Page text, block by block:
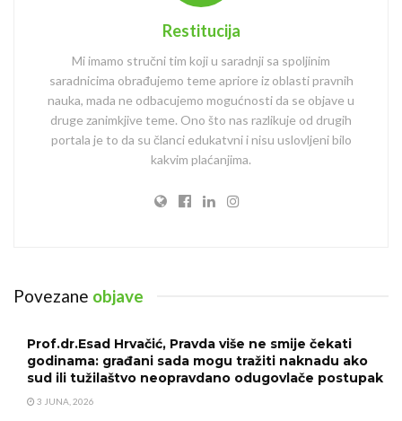
Restitucija
Mi imamo stručni tim koji u saradnji sa spoljinim
saradnicima obrađujemo teme apriore iz oblasti pravnih
nauka, mada ne odbacujemo mogućnosti da se objave u
druge zanimkjive teme. Ono što nas razlikuje od drugih
portala je to da su članci edukatvni i nisu uslovljeni bilo
kakvim plaćanjima.
Povezane objave
Prof.dr.Esad Hrvačić, Pravda više ne smije čekati
godinama: građani sada mogu tražiti naknadu ako
sud ili tužilaštvo neopravdano odugovlače postupak
3 JUNA, 2026